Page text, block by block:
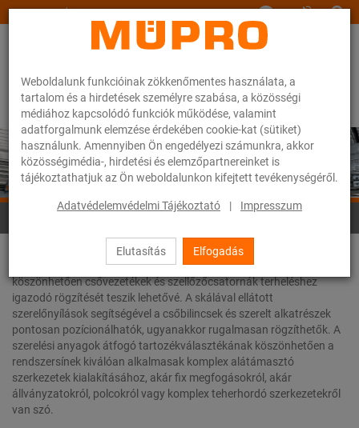
Weboldalunk funkcióinak zökkenőmentes használata, a
tartalom és a hirdetések személyre szabása, a közösségi
médiához kapcsolódó funkciók működése, valamint
adatforgalmunk elemzése érdekében cookie-kat (sütiket)
használunk. Amennyiben Ön engedélyezi számunkra, akkor
közösségimédia-, hirdetési és elemzőpartnereinket is
tájékoztathatjuk az Ön weboldalunkon kifejtett tevékenységéről.
Adatvédelemvédelmi Tájékoztató | Impresszum
Elutasítás Elfogadás
www.muepro.hu
Az MPC és MPR szerelősín rendszerek különböző profilméreteiknek
köszönhetően csővezetékek és szellőzőcsatornák terheléshez
igazodó rögzítését teszik lehetővé. A skálával ellátott
szerelőnyílások segítségével a csőbilincsek és szerelt alkatrészek
pontosan pozícionálhatók, ugyanakkor rugalmasan rögzíthetők. A
szerelési anyagok átfogó tartozékválasztékának köszönhetően a
rendszersínek kiválóan alkalmasak komplex alátámasztó
szerkezetek kialakításához, akár fix megfogásokról, akár
állványzatokról, polcokról vagy komplex teherhordó szerkezetekről
van szó.